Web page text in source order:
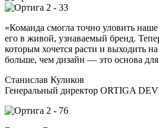
«Команда смогла точно уловить
его в живой, узнаваемый бренд.
которым хочется расти и выходить
больше, чем дизайн — это основа
Станислав Куликов
Генеральный директор ORTIGA